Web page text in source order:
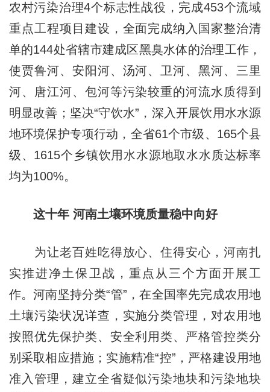
农村污染治理4个标志性战役，完成453个流域
重点工程项目建设，全面完成纳入国家整治清
单的144处省辖市建成区黑臭水体的治理工作，
使贾鲁河、安阳河、汤河、卫河、黑河、三里
河、唐江河、包河等污染较重的河流水质得到
明显改善；坚决“守饮水”，深入开展饮用水水源
地环境保护专项行动，全省61个市级、165个县
级、1615个乡镇饮用水水源地取水水质达标率
均为100%。
这十年 河南土壤环境质量稳中向好
为让老百姓吃得放心、住得安心，河南扎
实推进净土保卫战，重点从三个方面开展工
作。河南坚持分类“管”，在全国率先完成农用地
土壤污染状况详查，实施分类管理，对农用地
按照优先保护类、安全利用类、严格管控类分
别采取相应措施；实施精准“控”，严格建设用地
准入管理，建立全省疑似污染地块和污染地块